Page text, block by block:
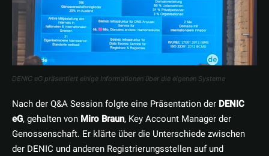
DENIC eG präsentiert einige Informationen über die eigenen Systeme
Nach der Q&A Session folgte eine Präsentation der DENIC
eG, gehalten von Miro Braun, Key Account Manager der
Genossenschaft. Er klärte über die Unterschiede zwischen
der DENIC und anderen Registrierungsstellen auf und